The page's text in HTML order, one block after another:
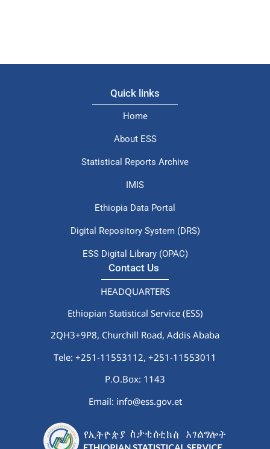
Quick links
Home
About ESS
Statistical Reports Archive
IMIS
Ethiopia Data Portal
Digital Repository System (DRS)
ESS Digital Library (OPAC)
Contact Us
HEADQUARTERS
Ethiopian Statistical Service (ESS)
2QH3+9P8, Churchill Road, Addis Ababa
Tele: +251-11553112, +251-11553011
P.O.Box: 1143
Email: info@ess.gov.et